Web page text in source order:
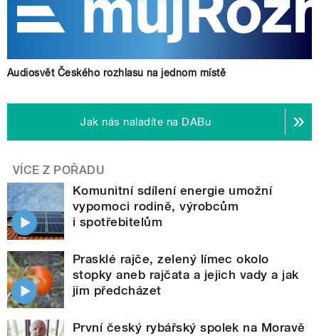
Audiosvět Českého rozhlasu na jednom místě
Jak nás naladíte na DABu
VÍCE Z POŘADU
Komunitní sdílení energie umožní
vypomoci rodině, výrobcům
i spotřebitelům
Prasklé rajče, zelený límec okolo
stopky aneb rajčata a jejich vady a jak
jim předcházet
První český rybářský spolek na Moravě